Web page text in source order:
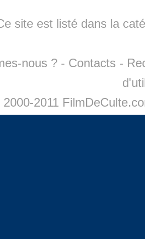
site est listé dans la
nous ? - Contacts -
2011